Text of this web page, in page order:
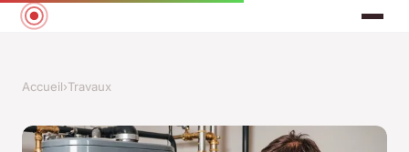
Accueil›Travaux